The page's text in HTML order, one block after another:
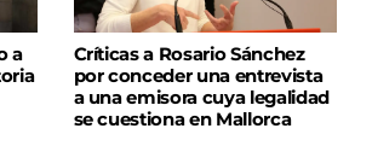
a
Críticas a Rosario Sánchez
por conceder una entrevista
a una emisora cuya legalidad
se cuestiona en Mallorca